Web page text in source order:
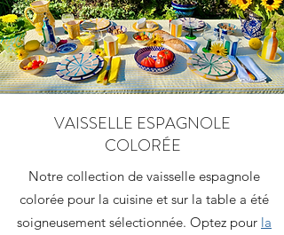
VAISSELLE ESPAGNOLE
COLORÉE
Notre collection de vaisselle espagnole
colorée pour la cuisine et sur la table a été
soigneusement sélectionnée. Optez pour la